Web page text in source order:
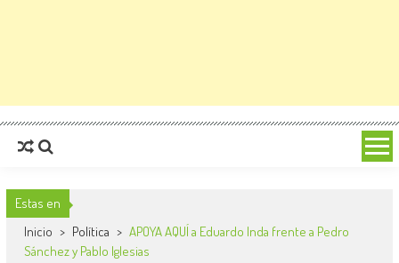
Estas en
Inicio > Política > APOYA AQUÍ a Eduardo Inda frente a Pedro
Sánchez y Pablo Iglesias